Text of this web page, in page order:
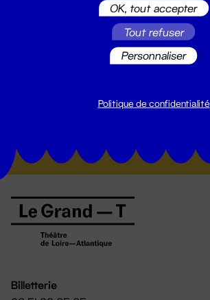
Billetterie
OK, tout accepter
Tout refuser
Personnaliser
Politique de confidentialité